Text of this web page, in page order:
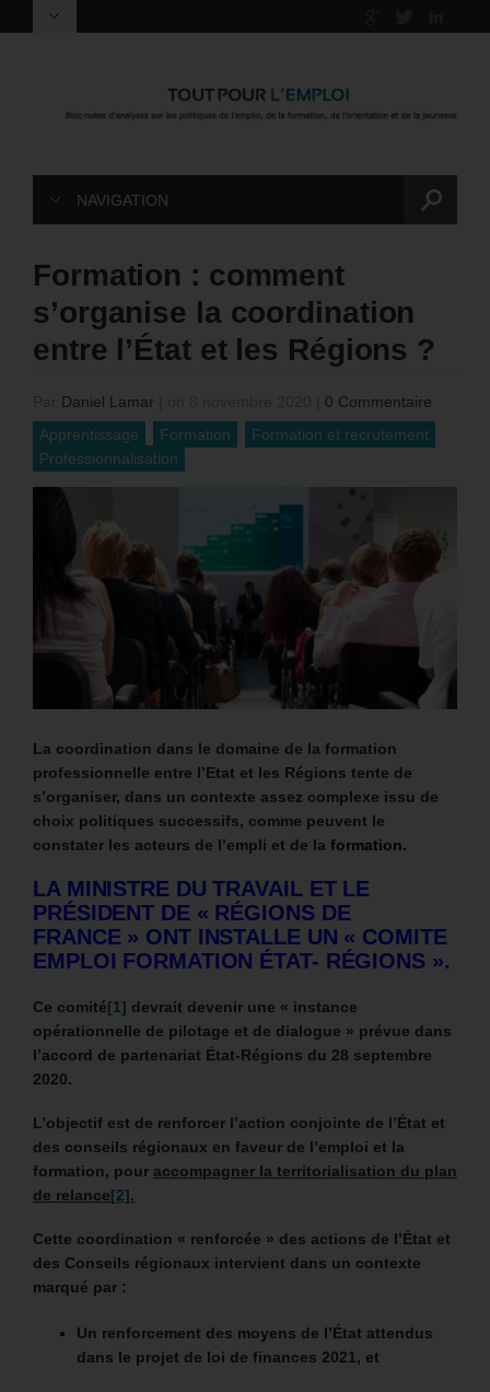
NAVIGATION
Formation : comment
s’organise la coordination
entre l’État et les Régions ?
Daniel Lamar
0 Commentaire
Apprentissage
Formation
Formation et recrutement
Professionnalisation
La coordination dans le domaine de la formation
professionnelle entre l’Etat et les Régions tente de
s’organiser, dans un contexte assez complexe issu de
choix politiques successifs, comme peuvent le
constater les acteurs de l’empli et de la formation.
LA MINISTRE DU TRAVAIL ET LE
PRÉSIDENT DE « RÉGIONS DE
FRANCE » ONT INSTALLE UN « COMITE
EMPLOI FORMATION ÉTAT- RÉGIONS ».
Ce comité[1] devrait devenir une « instance
opérationnelle de pilotage et de dialogue » prévue dans
l’accord de partenariat État-Régions du 28 septembre
2020.
L’objectif est de renforcer l’action conjointe de l’État et
des conseils régionaux en faveur de l’emploi et la
formation, pour accompagner la territorialisation du plan
de relance[2].
Cette coordination « renforcée » des actions de l’État et
des Conseils régionaux intervient dans un contexte
marqué par :
Un renforcement des moyens de l’État attendus
dans le projet de loi de finances 2021, et